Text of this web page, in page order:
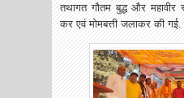
तथागत गौतम बुद्ध और महावीर
कर एवं मोमबत्ती जलाकर की गई.